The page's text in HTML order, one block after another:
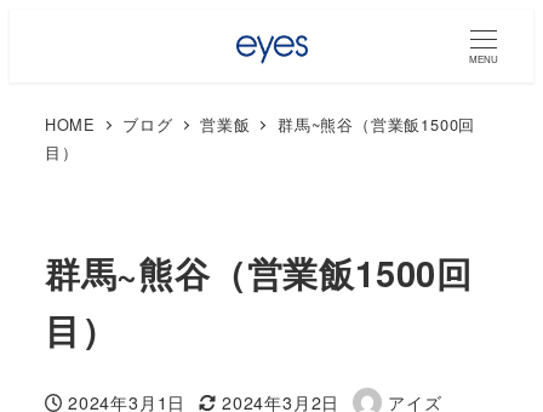
MENU
HOME ブログ 営業飯
群馬~熊谷（営業飯1500回
目）
群馬~熊谷（営業飯1500回
目）
2024年3月1日 2024年3月2日
アイズ